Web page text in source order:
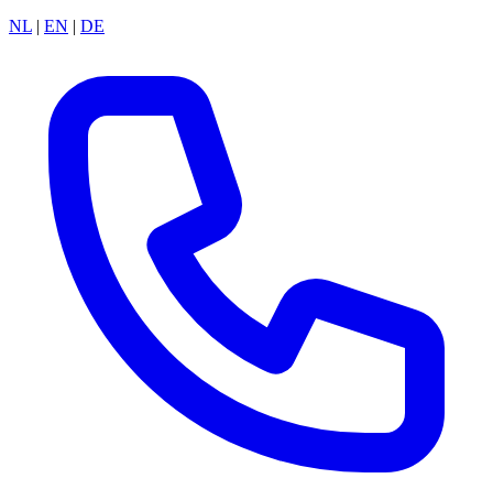
NL | EN | DE